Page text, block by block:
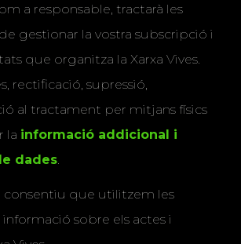
a responsable, tractarà les
gestionar la vostra subscripció i
que organitza la Xarxa Vives.
rectificació, supressió,
al tractament per mitjans físics
la informació addicional i
dades
consentiu que utilitzem les
sobre els actes i